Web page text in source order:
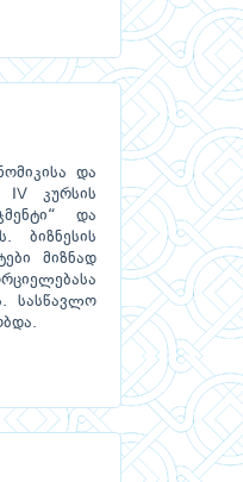
და
IV კურსის
და
ბიზნესის
მიზნად
სასწავლო